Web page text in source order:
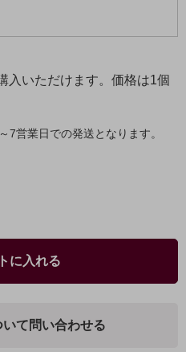
入いただけます。価格は1個
営業日での発送となります。
に入れる
て問い合わせる